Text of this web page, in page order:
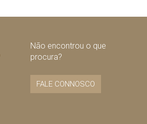
Não encontrou o que
procura?
FALE CONNOSCO